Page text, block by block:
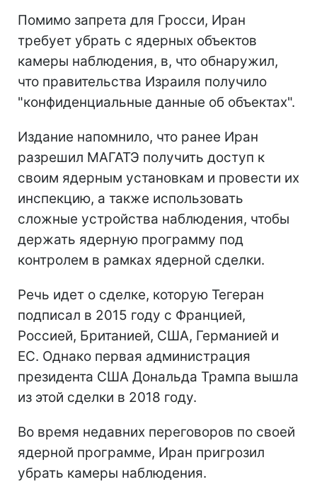
Помимо запрета для Гросси, Иран
требует убрать с ядерных объектов
камеры наблюдения, в, что обнаружил,
что правительства Израиля получило
"конфиденциальные данные об объектах".
Издание напомнило, что ранее Иран
разрешил МАГАТЭ получить доступ к
своим ядерным установкам и провести их
инспекцию, а также использовать
сложные устройства наблюдения, чтобы
держать ядерную программу под
контролем в рамках ядерной сделки.
Речь идет о сделке, которую Тегеран
подписал в 2015 году с Францией,
Россией, Британией, США, Германией и
ЕС. Однако первая администрация
президента США Дональда Трампа вышла
из этой сделки в 2018 году.
Во время недавних переговоров по своей
ядерной программе, Иран пригрозил
убрать камеры наблюдения.